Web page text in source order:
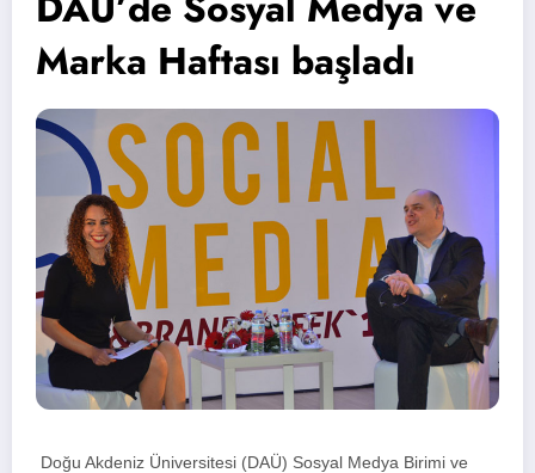
Marka Haftası başladı
Doğu Akdeniz Üniversitesi (DAÜ) Sosyal Medya Birimi ve